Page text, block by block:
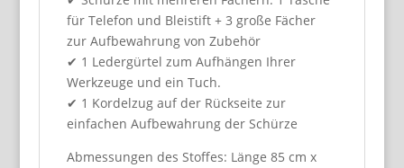
für Telefon und Bleistift + 3 große Fächer
zur Aufbewahrung von Zubehör
✔ 1 Ledergürtel zum Aufhängen Ihrer
Werkzeuge und ein Tuch.
✔ 1 Kordelzug auf der Rückseite zur
einfachen Aufbewahrung der Schürze
Abmessungen des Stoffes: Länge 85 cm x